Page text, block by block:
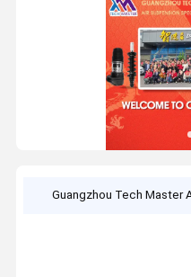
Guangzhou Tech Master